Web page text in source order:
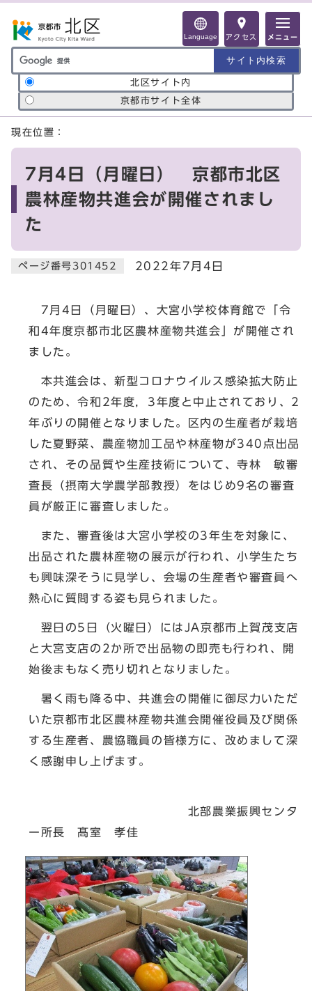
Language アクセス メニュー
サイト内検索の範囲
北区サイト内
京都市サイト全体
ここから本文です
現在位置：
7月4日（月曜日） 京都市北区
農林産物共進会が開催されまし
た
ページ番号301452 2022年7月4日
7月4日（月曜日）、大宮小学校体育館で「令
和4年度京都市北区農林産物共進会」が開催され
ました。
本共進会は、新型コロナウイルス感染拡大防止
のため、令和2年度，3年度と中止されており、2
年ぶりの開催となりました。区内の生産者が栽培
した夏野菜、農産物加工品や林産物が340点出品
され、その品質や生産技術について、寺林 敏審
査長（摂南大学農学部教授）をはじめ9名の審査
員が厳正に審査しました。
また、審査後は大宮小学校の3年生を対象に、
出品された農林産物の展示が行われ、小学生たち
も興味深そうに見学し、会場の生産者や審査員へ
熱心に質問する姿も見られました。
翌日の5日（火曜日）にはJA京都市上賀茂支店
と大宮支店の2か所で出品物の即売も行われ、開
始後まもなく売り切れとなりました。
暑く雨も降る中、共進会の開催に御尽力いただ
いた京都市北区農林産物共進会開催役員及び関係
する生産者、農協職員の皆様方に、改めまして深
く感謝申し上げます。
北部農業振興センタ
ー所長 髙室 孝佳